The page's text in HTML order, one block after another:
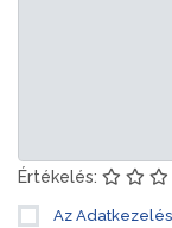
Értékelés:
Az